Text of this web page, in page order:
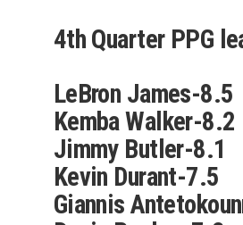
4th Quarter PPG
LeBron James-8.5
Kemba Walker-8.2
Jimmy Butler-8.1
Kevin Durant-7.5
Giannis